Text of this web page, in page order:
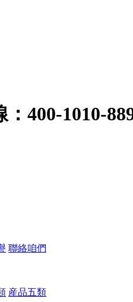
400-1010-
聯絡咱們
産品五類